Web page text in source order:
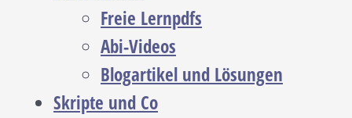
Freie Lernpdfs
Abi-Videos
Blogartikel und Lösungen
Skripte und Co